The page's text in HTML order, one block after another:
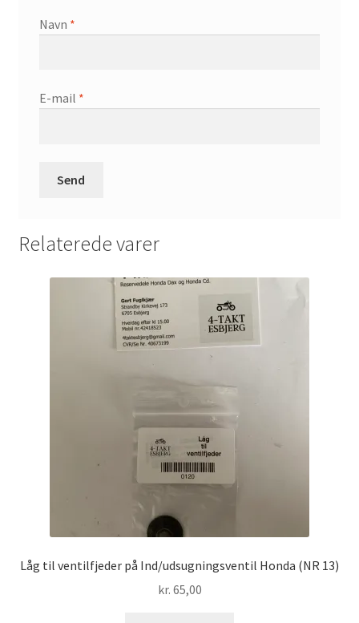
Navn *
E-mail *
Relaterede varer
Låg til ventilfjeder på Ind/udsugningsventil Honda (NR 13)
kr. 65,00